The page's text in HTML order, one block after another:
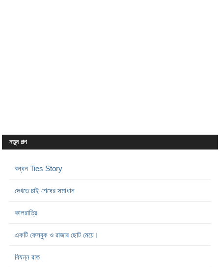
নতুন গল্প
বন্ধন Ties Story
দেখতে চাই শেষের সমাধান
কালরাত্রি
একটি ফেসবুক ও রাজার ছোট মেয়ে।
বিষন্ন রাত